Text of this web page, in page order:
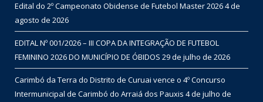
Edital do 2º Campeonato Obidense de Futebol Master 20264 de
agosto de 2026
EDITAL Nº 001/2026 – III COPA DA INTEGRAÇÃO DE FUTEBOL
FEMININO 2026 DO MUNICÍPIO DE ÓBIDOS 29 de julho de 2026
Carimbó da Terra do Distrito de Curuai vence o 4º Concurso
Intermunicipal de Carimbó do Arraiá dos Pauxis 4 de julho de